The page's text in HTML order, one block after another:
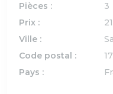
Pièces :
3
Prix :
Ville :
Code postal :
Pays :